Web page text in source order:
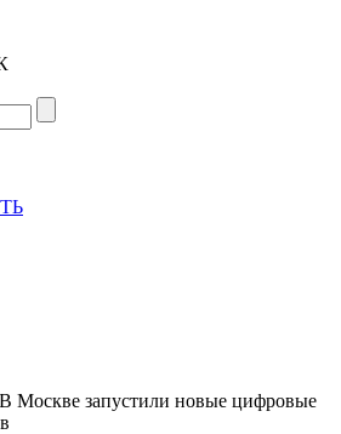
В Москве запустили новые цифровые